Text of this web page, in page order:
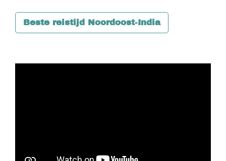
Beste reistijd Noordoost-India